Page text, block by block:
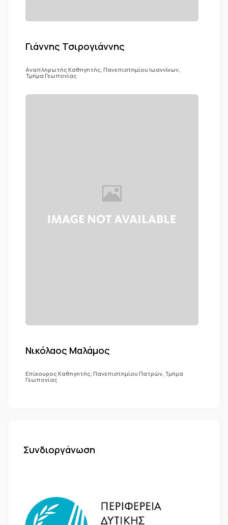
Γιάννης Τσιρογιάννης
Αναπληρωτής Καθηγητής, Πανεπιστημίου Ιωαννίνων,
Τμήμα Γεωπονίας
Νικόλαος Μαλάμος
Επίκουρος Καθηγητής, Πανεπιστημίου Πατρών, Τμήμα
Γεωπονίας
Συνδιοργάνωση